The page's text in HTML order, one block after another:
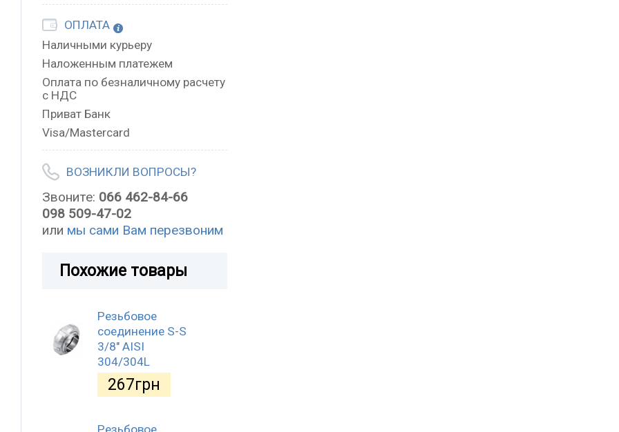
ОПЛАТА
Наличными курьеру
Наложенным платежем
Оплата по безналичному расчету
с НДС
Приват Банк
Visa/Mastercard
ВОЗНИКЛИ ВОПРОСЫ?
Звоните: 066 462-84-66
098 509-47-02
или мы сами Вам перезвоним
Похожие товары
Резьбовое
соединение S-S
3/8" AISI
304/304L
267грн
Резьбовое